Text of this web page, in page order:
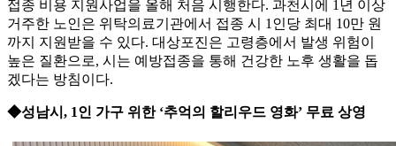
접종 비용 지원사업을 올해 처음 시행한다. 과천시에 1년 이상
거주한 노인은 위탁의료기관에서 접종 시 1인당 최대 10만 원
까지 지원받을 수 있다. 대상포진은 고령층에서 발생 위험이
높은 질환으로, 시는 예방접종을 통해 건강한 노후 생활을 돕
겠다는 방침이다.
◆성남시, 1인 가구 위한 ‘추억의 할리우드 영화’ 무료 상영